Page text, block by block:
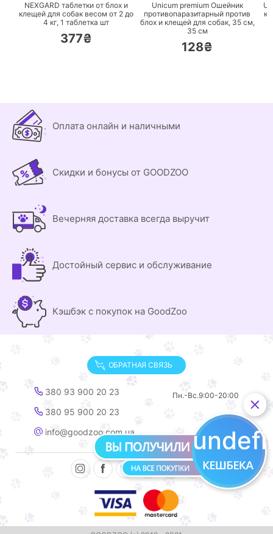
NEXGARD таблетки от блох и
клещей для собак весом от 2 до
4 кг, 1 таблетка шт
377₴
Unicum premium Ошейник
противопаразитарный против
блох и клещей для собак, 35 см,
35 см
128₴
Оплата онлайн и наличными
Скидки и бонусы от GOODZOO
Вечерняя доставка всегда выручит
Достойный сервис и обслуживание
Кэшбэк с покупок на GoodZoo
ОБРАТНАЯ СВЯЗЬ
380 93 900 20 23
380 95 900 20 23
info@goodzoo.com.ua
Пн.-Вс.9:00-20:00